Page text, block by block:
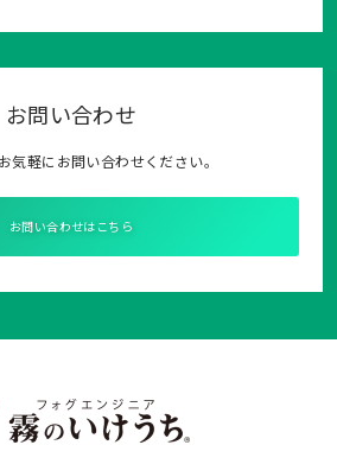
お問い合わせ
気軽にお問い合わせください。
お問い合わせはこちら